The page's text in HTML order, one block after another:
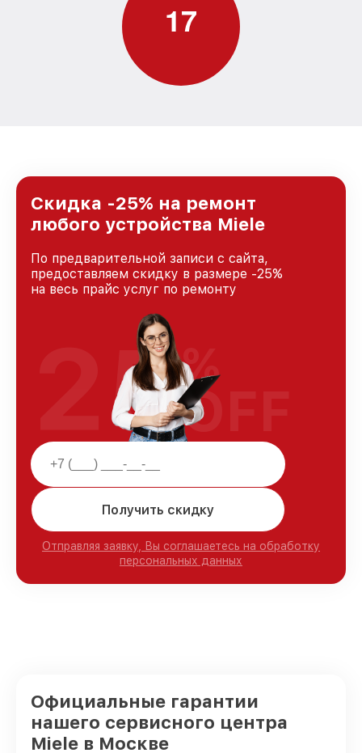
17
Скидка -25% на ремонт
любого устройства Miele
По предварительной записи с сайта,
предоставляем скидку в размере -25%
на весь прайс услуг по ремонту
Получить скидку
Отправляя заявку, Вы соглашаетесь на обработку
персональных данных
25%
OFF
Официальные гарантии
нашего сервисного центра
Miele в Москве